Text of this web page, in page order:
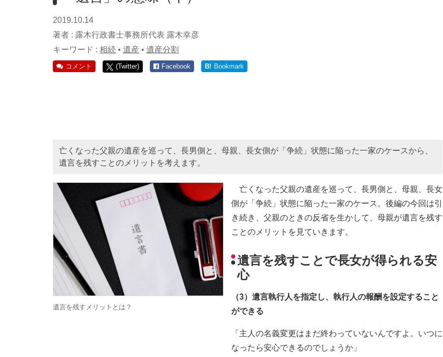
2019.10.14
著者 : 露木行政書士事務所代表 露木幸彦
キーワード : 相続 • 遺産 • 遺産分割
コメント (Twitter) Facebook B! Bookmark
亡くなった父親の遺産を巡って、長男側と、母親、長女側が「争続」状態に陥った一家のケースから、
遺言を残すことのメリットを考えます。
遺言を残すメリットとは？
亡くなった父親の遺産を巡って、長男側と、母親、長女
側が「争続」状態に陥った一家のケース。後編の今回は引
き続き、父親のときの反省を生かして、母親が遺言を残す
ことのメリットを見ていきます。
遺言を残すことで長女が得られる安
心
（3）遺言執行人を指定し、執行人の報酬を設定すること
ができる
「主人の名義変更はまだ終わっていないんですよ。いつに
なったら安心できるのでしょうか」